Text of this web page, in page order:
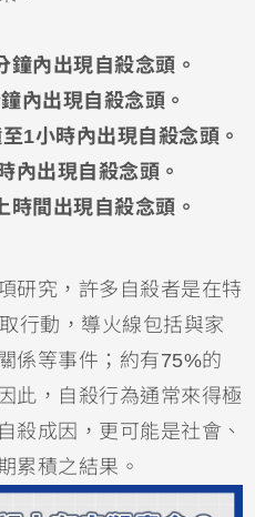
鐘內出現自殺念頭。
內出現自殺念頭。
1小時內出現自殺念頭。
內出現自殺念頭。
時間出現自殺念頭。
研究，許多自殺者是在特
行動，導火線包括與家
係等事件；約有75%的
此，自殺行為通常來得極
殺成因，更可能是社會、
累積之結果。